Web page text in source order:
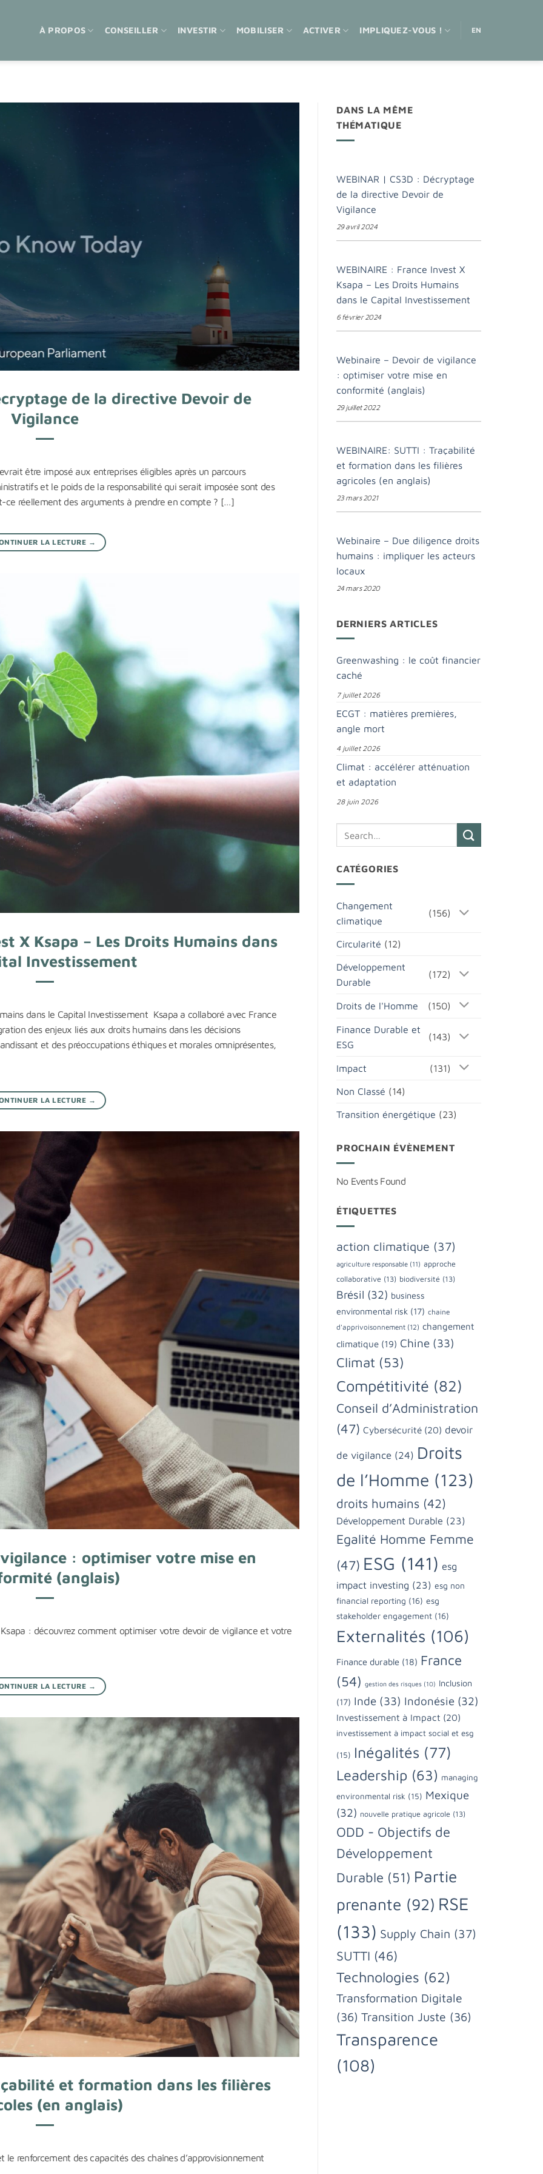
À PROPOS CONSEILLER INVESTIR MOBILISER ACTIVER IMPLIQUEZ-VOUS ! EN
de la directive Devoir de
Vigilance
être imposé aux entreprises éligibles après un parcours
et le poids de la responsabilité qui serait imposée sont des
ce réellement des arguments à prendre en compte ? […]
LA LECTURE →
X Ksapa – Les Droits Humains dans
Investissement
dans le Capital Investissement Ksapa a collaboré avec France
des enjeux liés aux droits humains dans les décisions
et des préoccupations éthiques et morales omniprésentes,
LA LECTURE →
: optimiser votre mise en
(anglais)
: découvrez comment optimiser votre devoir de vigilance et votre
LA LECTURE →
et formation dans les filières
(en anglais)
renforcement des capacités des chaînes d’approvisionnement
DANS LA MÊME
THÉMATIQUE
WEBINAR | CS3D : Décryptage
de la directive Devoir de
Vigilance
29 avril 2024
WEBINAIRE : France Invest X
Ksapa – Les Droits Humains
dans le Capital Investissement
6 février 2024
Webinaire – Devoir de vigilance
: optimiser votre mise en
conformité (anglais)
29 juillet 2022
WEBINAIRE: SUTTI : Traçabilité
et formation dans les filières
agricoles (en anglais)
23 mars 2021
Webinaire – Due diligence droits
humains : impliquer les acteurs
locaux
24 mars 2020
DERNIERS ARTICLES
Greenwashing : le coût financier
caché
7 juillet 2026
ECGT : matières premières,
angle mort
4 juillet 2026
Climat : accélérer atténuation
et adaptation
28 juin 2026
CATÉGORIES
Changement
climatique
(156)
Circularité (12)
Développement
Durable
(172)
Droits de l'Homme (150)
Finance Durable et
ESG
(143)
Impact (131)
Non Classé (14)
Transition énergétique (23)
PROCHAIN ÉVÈNEMENT
No Events Found
ÉTIQUETTES
action climatique (37)
agriculture responsable (11) approche
collaborative (13) biodiversité (13)
Brésil (32) business
environmental risk (17) chaine
d'apprivoisonnement (12) changement
climatique (19) Chine (33)
Climat (53)
Compétitivité (82)
Conseil d’Administration
(47) Cybersécurité (20) devoir
de vigilance (24) Droits
de l’Homme (123)
droits humains (42)
Développement Durable (23)
Egalité Homme Femme
(47) ESG (141) esg
impact investing (23) esg non
financial reporting (16) esg
stakeholder engagement (16)
Externalités (106)
Finance durable (18) France
(54) gestion des risques (10) Inclusion
(17) Inde (33) Indonésie (32)
Investissement à Impact (20)
investissement à impact social et esg
(15) Inégalités (77)
Leadership (63) managing
environmental risk (15) Mexique
(32) nouvelle pratique agricole (13)
ODD - Objectifs de
Développement
Durable (51) Partie
prenante (92) RSE
(133) Supply Chain (37)
SUTTI (46)
Technologies (62)
Transformation Digitale
(36) Transition Juste (36)
Transparence
(108)